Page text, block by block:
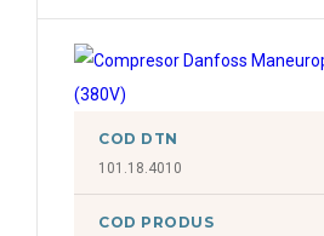
COD DTN
101.18.4010
COD PRODUS